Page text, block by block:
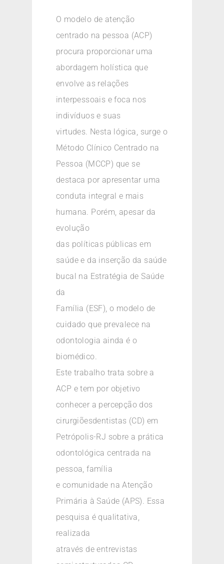
O modelo de atenção
centrado na pessoa (ACP)
procura proporcionar uma
abordagem holística que
envolve as relações
interpessoais e foca nos
indivíduos e suas
virtudes. Nesta lógica, surge o
Método Clínico Centrado na
Pessoa (MCCP) que se
destaca por apresentar uma
conduta integral e mais
humana. Porém, apesar da
evolução
das políticas públicas em
saúde e da inserção da saúde
bucal na Estratégia de Saúde
da
Família (ESF), o modelo de
cuidado que prevalece na
odontologia ainda é o
biomédico.
Este trabalho trata sobre a
ACP e tem por objetivo
conhecer a percepção dos
cirurgiõesdentistas (CD) em
Petrópolis-RJ sobre a prática
odontológica centrada na
pessoa, família
e comunidade na Atenção
Primária à Saúde (APS). Essa
pesquisa é qualitativa,
realizada
através de entrevistas